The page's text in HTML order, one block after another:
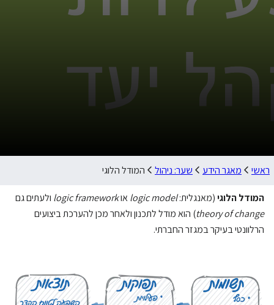
ראשי מאגר הידע שער: ניהול המודל הלוגי
המודל הלוגי(מאנגלית:logic modelאוlogic framework ולעתים גם
theory of change) הוא מודל לתכנון ולאחר מכן להערכת ביצועים
הרלוונטי בעיקר במגזר החברתי.